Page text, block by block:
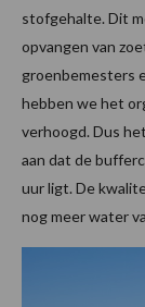
stofgehalte. Dit
opvangen van
groenbemesters
hebben we het
verhoogd. Dus
aan dat de
uur ligt. De
nog meer water